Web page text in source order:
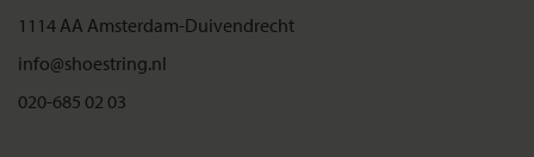
1114 AA Amsterdam-Duivendrecht
info@shoestring.nl
020-685 02 03